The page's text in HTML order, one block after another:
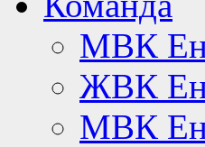
МВК
ЖВК
МВК